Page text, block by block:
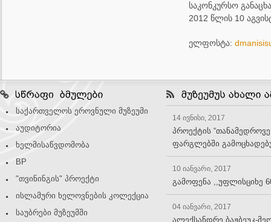
საკონკურსო
2012 წლის 10
ელფოსტა:
საქართველოს ეროვნული მუზეუმი
აუდიტორია
ხელმისაწვდომობა
BP
"თვინინგის" პროექტი
ისლამური ხელოვნების კოლექცია
საუბრები მუზეუმში
14 ივნისი, 2017
პროექტის
ფარგლებში
10 იანვარი, 2017
გამოფენა ,,უფლისციხე
04 იანვარი, 2017
ალექსანდრე ბაჟბეუკ-